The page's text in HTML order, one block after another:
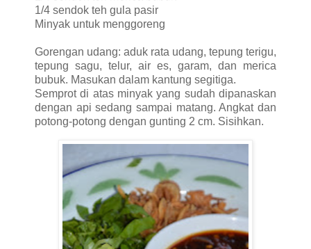
1/4 sendok teh gula pasir
Minyak untuk menggoreng
Gorengan udang: aduk rata udang, tepung terigu,
tepung sagu, telur, air es, garam, dan merica
bubuk. Masukan dalam kantung segitiga.
Semprot di atas minyak yang sudah dipanaskan
dengan api sedang sampai matang. Angkat dan
potong-potong dengan gunting 2 cm. Sisihkan.